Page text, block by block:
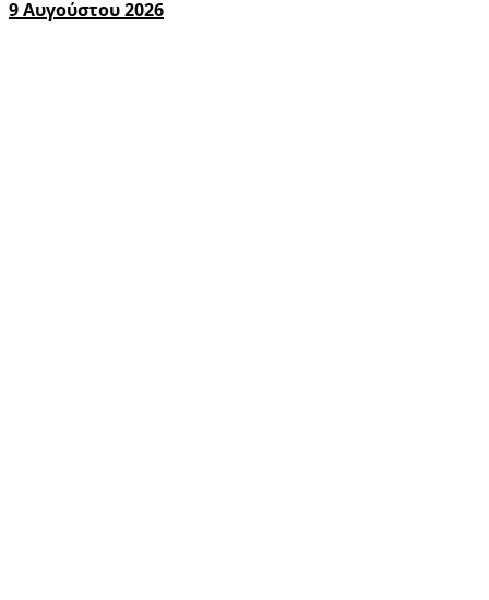
9 Αυγούστου 2026